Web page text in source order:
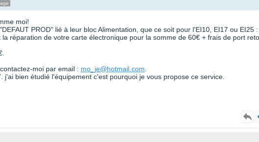
moi!
PROD" lié à leur bloc Alimentation, que ce soit pour l'EI10, EI17 ou EI25
réparation de votre carte électronique pour la somme de 60€ + frais de port
moi par email : mo_je@hotmail.com
j'ai bien étudié l'équipement c'est pourquoi je vous propose ce service.